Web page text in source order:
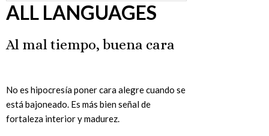
ALL LANGUAGES
Al mal tiempo, buena cara
No es hipocresía poner cara alegre cuando se
está bajoneado. Es más bien señal de
fortaleza interior y madurez.